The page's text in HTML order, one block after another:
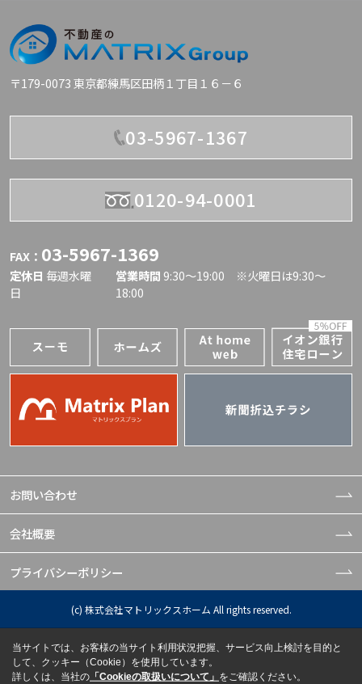
〒179-0073 東京都練馬区田柄１丁目１６－６
03-5967-1367
0120-94-0001
FAX： 03-5967-1369
定休日 毎週水曜
日
営業時間 9:30〜19:00 ※火曜日は9:30～
18:00
お問い合わせ
会社概要
プライバシーポリシー
(c) 株式会社マトリックスホーム All rights reserved.
当サイトでは、お客様の当サイト利用状況把握、サービス向上検討を目的と
して、クッキー（Cookie）を使用しています。
詳しくは、当社の 「Cookieの取扱いについて」 をご確認ください。